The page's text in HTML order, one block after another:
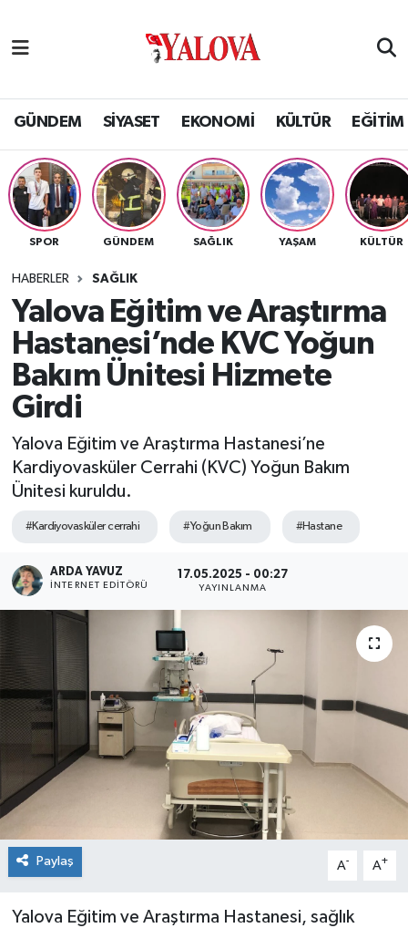
GÜNDEM SİYASET EKONOMİ KÜLTÜR EĞİTİM
SPOR GÜNDEM SAĞLIK YAŞAM KÜLTÜR
HABERLER SAĞLIK
Yalova Eğitim ve Araştırma
Hastanesi’nde KVC Yoğun
Bakım Ünitesi Hizmete
Girdi
Yalova Eğitim ve Araştırma Hastanesi’ne
Kardiyovasküler Cerrahi (KVC) Yoğun Bakım
Ünitesi kuruldu.
#Kardiyovasküler cerrahi #Yoğun Bakım #Hastane
ARDA YAVUZ
İNTERNET EDITÖRÜ
17.05.2025 - 00:27
YAYINLANMA
Paylaş A- A+
Yalova Eğitim ve Araştırma Hastanesi, sağlık
SİYASET
EKONOMİ
KÜLTÜR
BİLİM VE TEKNOLOJİ
ASAYİŞ
SAĞLIK
SPOR
ULUSAL
İLÇELERİMİZ
RESMİ İLAN
Yalova Nöbetçi Eczaneler
Yalova Hava Durumu
Yalova Namaz Vakitleri
Yalova Trafik Yoğunluk Haritası
Tüm Manşetler
Son Dakika Haberleri
Haber Arşivi